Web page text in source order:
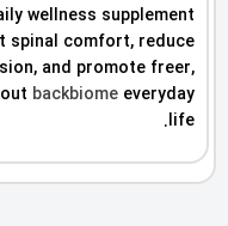
wellness supplement
spinal comfort, reduce
and promote freer,
backbiome everyday
life.